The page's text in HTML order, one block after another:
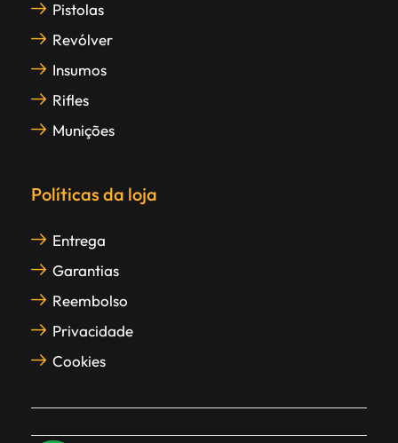
Pistolas
Revólver
Insumos
Rifles
Munições
Políticas da loja
Entrega
Garantias
Reembolso
Privacidade
Cookies